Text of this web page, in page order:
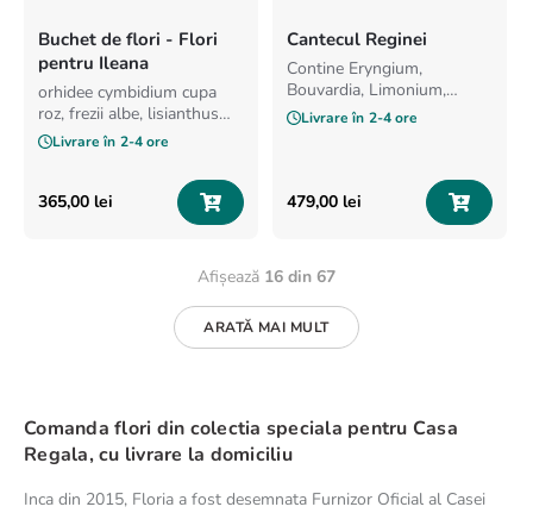
Buchet de flori - Flori
pentru Ileana
orhidee cymbidium cupa
roz, frezii albe, lisianthus
alb, trandafiri albi
Livrare în 2-4 ore
365,00 lei
Cantecul Reginei
Contine Eryngium,
Bouvardia, Limonium,
Lisianthus alb, Lisianthus
roz, Trandafiri crem,
Livrare în 2-4 ore
479,00 lei
Afișează 16 din 67
ARATĂ MAI MULT
Comanda flori din colectia speciala pentru Casa
Regala, cu livrare la domiciliu
Inca din 2015, Floria a fost desemnata Furnizor Oficial al Casei